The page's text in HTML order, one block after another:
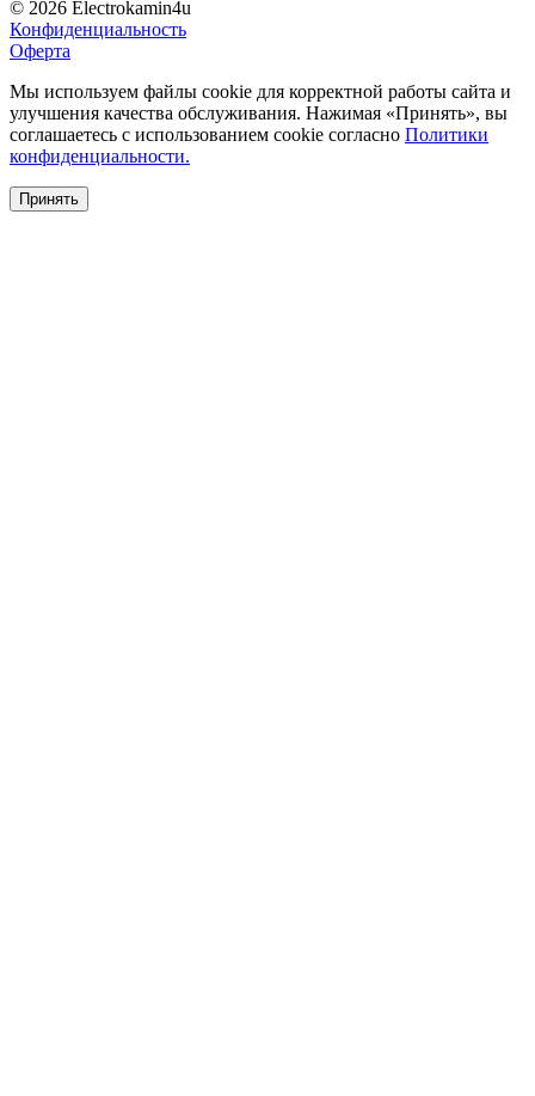
© 2026 Electrokamin4u
Конфиденциальность
Оферта
Мы используем файлы cookie для корректной работы сайта и
улучшения качества обслуживания. Нажимая «Принять», вы
соглашаетесь с использованием cookie согласно Политики
конфиденциальности.
Принять